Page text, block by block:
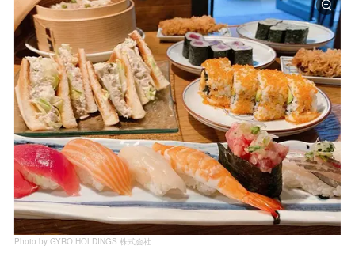
Photo by GYRO HOLDINGS 株式会社